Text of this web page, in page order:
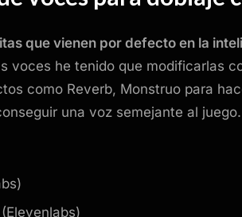
que vienen por defecto en la
voces he tenido que modificarlas
como Reverb, Monstruo para
una voz semejante al